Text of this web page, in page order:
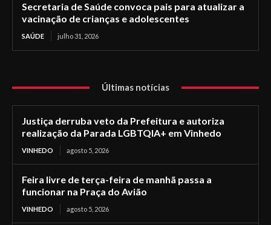
Secretaria de Saúde convoca pais para atualizar a
vacinação de crianças e adolescentes
SAÚDE julho 31, 2026
Últimas notícias
Justiça derruba veto da Prefeitura e autoriza
realização da Parada LGBTQIA+ em Vinhedo
VINHEDO agosto 5, 2026
Feira livre de terça-feira de manhã passa a
funcionar na Praça do Avião
VINHEDO agosto 5, 2026